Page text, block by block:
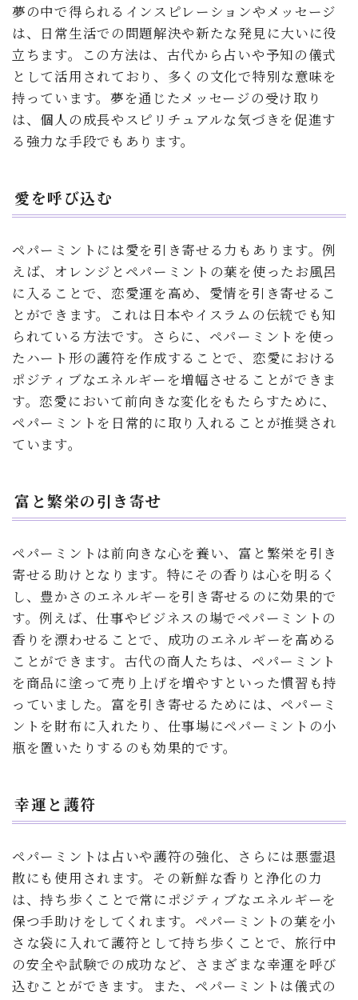
夢の中で得られるインスピレーションやメッセージ
は、日常生活での問題解決や新たな発見に大いに役
立ちます。この方法は、古代から占いや予知の儀式
として活用されており、多くの文化で特別な意味を
持っています。夢を通じたメッセージの受け取り
は、個人の成長やスピリチュアルな気づきを促進す
る強力な手段でもあります。
愛を呼び込む
ペパーミントには愛を引き寄せる力もあります。例
えば、オレンジとペパーミントの葉を使ったお風呂
に入ることで、恋愛運を高め、愛情を引き寄せるこ
とができます。これは日本やイスラムの伝統でも知
られている方法です。さらに、ペパーミントを使っ
たハート形の護符を作成することで、恋愛における
ポジティブなエネルギーを増幅させることができま
す。恋愛において前向きな変化をもたらすために、
ペパーミントを日常的に取り入れることが推奨され
ています。
富と繁栄の引き寄せ
ペパーミントは前向きな心を養い、富と繁栄を引き
寄せる助けとなります。特にその香りは心を明るく
し、豊かさのエネルギーを引き寄せるのに効果的で
す。例えば、仕事やビジネスの場でペパーミントの
香りを漂わせることで、成功のエネルギーを高める
ことができます。古代の商人たちは、ペパーミント
を商品に塗って売り上げを増やすといった慣習も持
っていました。富を引き寄せるためには、ペパーミ
ントを財布に入れたり、仕事場にペパーミントの小
瓶を置いたりするのも効果的です。
幸運と護符
ペパーミントは占いや護符の強化、さらには悪霊退
散にも使用されます。その新鮮な香りと浄化の力
は、持ち歩くことで常にポジティブなエネルギーを
保つ手助けをしてくれます。ペパーミントの葉を小
さな袋に入れて護符として持ち歩くことで、旅行中
の安全や試験での成功など、さまざまな幸運を呼び
込むことができます。また、ペパーミントは儀式の